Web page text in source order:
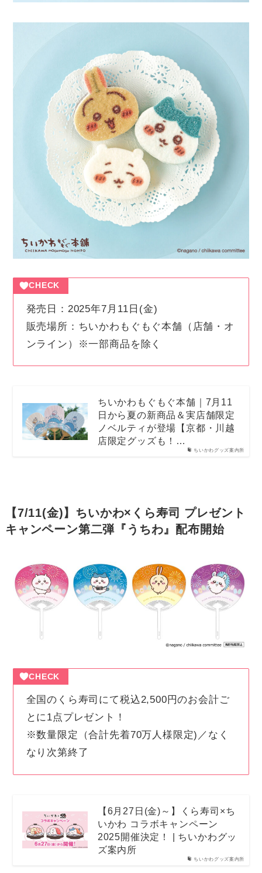
CHECK
発売日：2025年7月11日(金)
販売場所：ちいかわもぐもぐ本舗（店舗・オ
ンライン）※一部商品を除く
ちいかわグッズ案内所
ちいかわもぐもぐ本舗｜7月11
日から夏の新商品＆実店舗限定
ノベルティが登場【京都・川越
店限定グッズも！…
【7/11(金)】ちいかわ×くら寿司 プレゼント
キャンペーン第二弾『うちわ』配布開始
CHECK
全国のくら寿司にて税込2,500円のお会計ご
とに1点プレゼント！
※数量限定（合計先着70万人様限定)／なく
なり次第終了
ちいかわグッズ案内所
【6月27日(金)～】くら寿司×ち
いかわ コラボキャンペーン
2025開催決定！ | ちいかわグッ
ズ案内所